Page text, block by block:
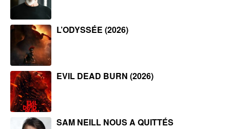
L’ODYSSÉE (2026)
EVIL DEAD BURN (2026)
SAM NEILL NOUS A QUITTÉS